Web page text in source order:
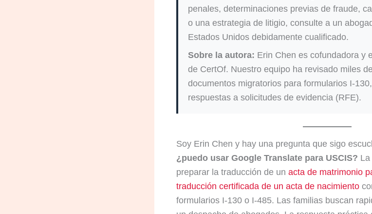
penales, determinaciones previas de fraude,
o una estrategia de litigio, consulte a un
Estados Unidos debidamente cualificado.
Sobre la autora: Erin Chen es cofundadora y
de CertOf. Nuestro equipo ha revisado miles
documentos migratorios para formularios I-
respuestas a solicitudes de evidencia (RFE).
Soy Erin Chen y hay una pregunta que sigo
¿puedo usar Google Translate para USCIS? La
preparar la traducción de un acta de matrimonio
traducción certificada de un acta de nacimiento
formularios I-130 o I-485. Las familias buscan